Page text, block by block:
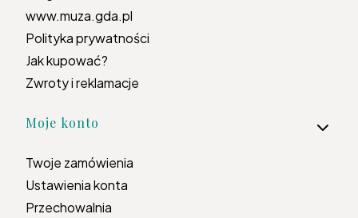
www.muza.gda.pl
Polityka prywatności
Jak kupować?
Zwroty i reklamacje
Moje konto
Twoje zamówienia
Ustawienia konta
Przechowalnia